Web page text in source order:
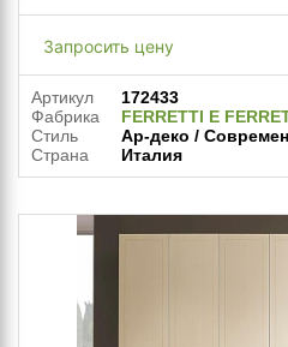
Запросить цену
Артикул
172433
Фабрика
FERRETTI E
Стиль
Ар-деко /
Страна
Италия